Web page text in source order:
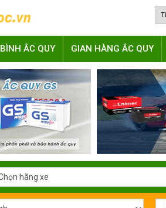
BÌNH ẮC QUY GIAN HÀNG ẮC QUY